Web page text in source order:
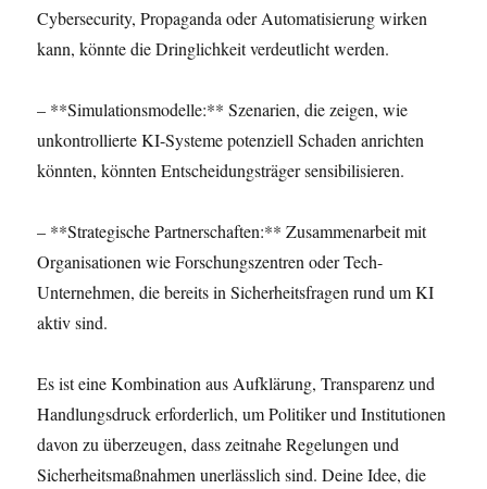
Cybersecurity, Propaganda oder Automatisierung wirken
kann, könnte die Dringlichkeit verdeutlicht werden.
– **Simulationsmodelle:** Szenarien, die zeigen, wie
unkontrollierte KI-Systeme potenziell Schaden anrichten
könnten, könnten Entscheidungsträger sensibilisieren.
– **Strategische Partnerschaften:** Zusammenarbeit mit
Organisationen wie Forschungszentren oder Tech-
Unternehmen, die bereits in Sicherheitsfragen rund um KI
aktiv sind.
Es ist eine Kombination aus Aufklärung, Transparenz und
Handlungsdruck erforderlich, um Politiker und Institutionen
davon zu überzeugen, dass zeitnahe Regelungen und
Sicherheitsmaßnahmen unerlässlich sind. Deine Idee, die